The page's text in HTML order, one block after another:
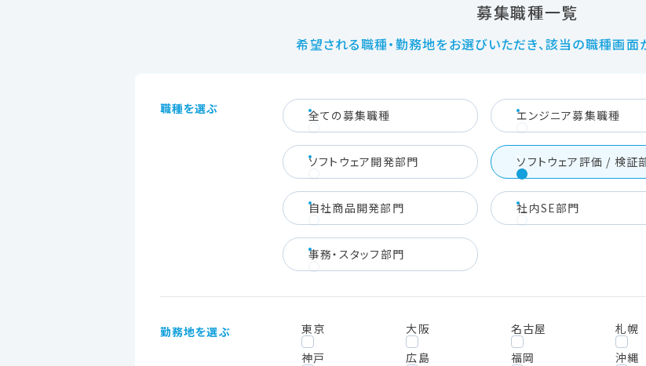
募集職種一覧
希望される職種・勤務地をお選びいただき、該当の職種画面
職種を選ぶ 全ての募集職種 エンジニア募集職種
ソフトウェア開発部門 ソフトウェア評価 / 検証
自社商品開発部門 社内SE部門
事務・スタッフ部門
勤務地を選ぶ 東京 大阪 名古屋 札幌
神戸
広島 福岡 沖縄